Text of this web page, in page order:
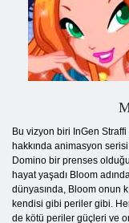
Bu vizyon biri InGen
hakkında animasyon
Domino bir prenses
hayat yaşadı Bloom
dünyasında, Bloom onun
kendisi gibi periler gibi.
de kötü periler güçleri ve